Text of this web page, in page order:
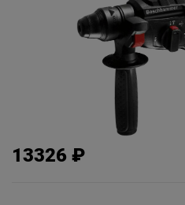
13326 ₽